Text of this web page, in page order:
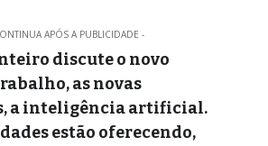
APÓS A PUBLICIDADE -
discute o novo
as novas
a inteligência artificial.
estão oferecendo,